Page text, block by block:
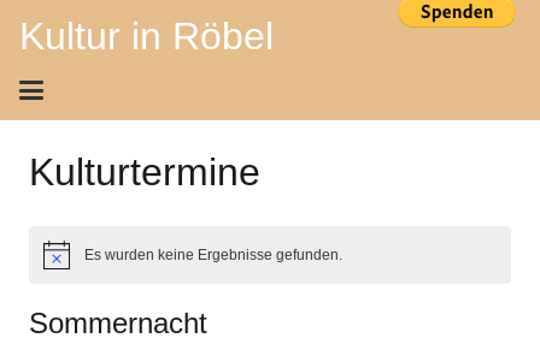
Kultur in Röbel
Kulturtermine
HinweisEs wurden keine Ergebnisse gefunden.
Sommernacht